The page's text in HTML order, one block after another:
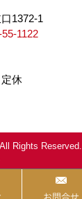
口1372-1
1122
休
Rights Reserved.